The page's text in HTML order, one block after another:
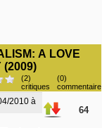
A LOVE
(2009)
(2)
critiques
(0)
commentaire
64